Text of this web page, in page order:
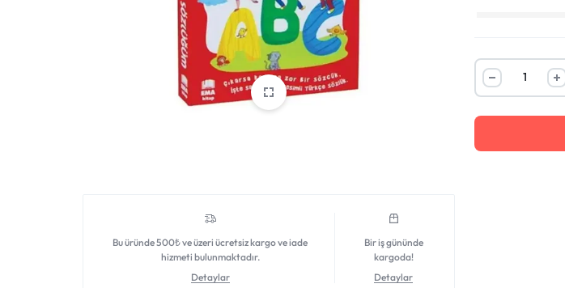
ÜRÜN
YELPAZESI
Bu üründe 500₺ ve üzeri ücretsiz kargo ve iade
hizmeti bulunmaktadır.
Detaylar
Bir iş gününde
kargoda!
Detaylar